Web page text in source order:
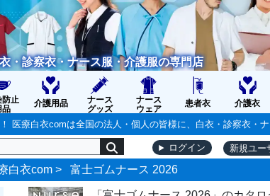
・診察衣・ナース服・介護服の専門店
防止
品
介護用品
ナース
グッズ
ナース
ウェア
患者衣 介護衣
医療白衣comは全国の法人・個人の皆様に、白衣・診察衣・
ログイン 新規ユー
白衣com > 富士ゴムナース 2026